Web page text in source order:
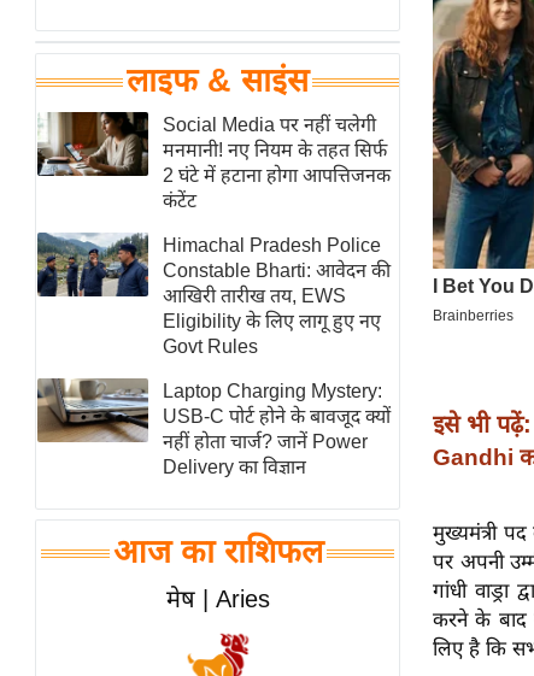
घरेलू नुस्खे
पर्यटन स्थल
फिटनेस मंत्रा
रिलेशनशिप
राजनीति
विश्लेषण
समसामयिक
मातृभूमि
एम.
आर.
आई.
समीक्षा
धर्म
ज्योतिष
लाइफ & साइंस
Social Media पर नहीं चलेगी
मनमानी! नए नियम के तहत सिर्फ
2 घंटे में हटाना होगा आपत्तिजनक
कंटेंट
Himachal Pradesh Police
Constable Bharti: आवेदन की
आखिरी तारीख तय, EWS
Eligibility के लिए लागू हुए नए
Govt Rules
Laptop Charging Mystery:
USB-C पोर्ट होने के बावजूद क्यों
नहीं होता चार्ज? जानें Power
Delivery का विज्ञान
आज का राशिफल
मेष | Aries
इसे भी पढ़ें:
Gandhi
मुख्यमंत्री
पर अपनी
गांधी
करने के बाद
लिए है कि